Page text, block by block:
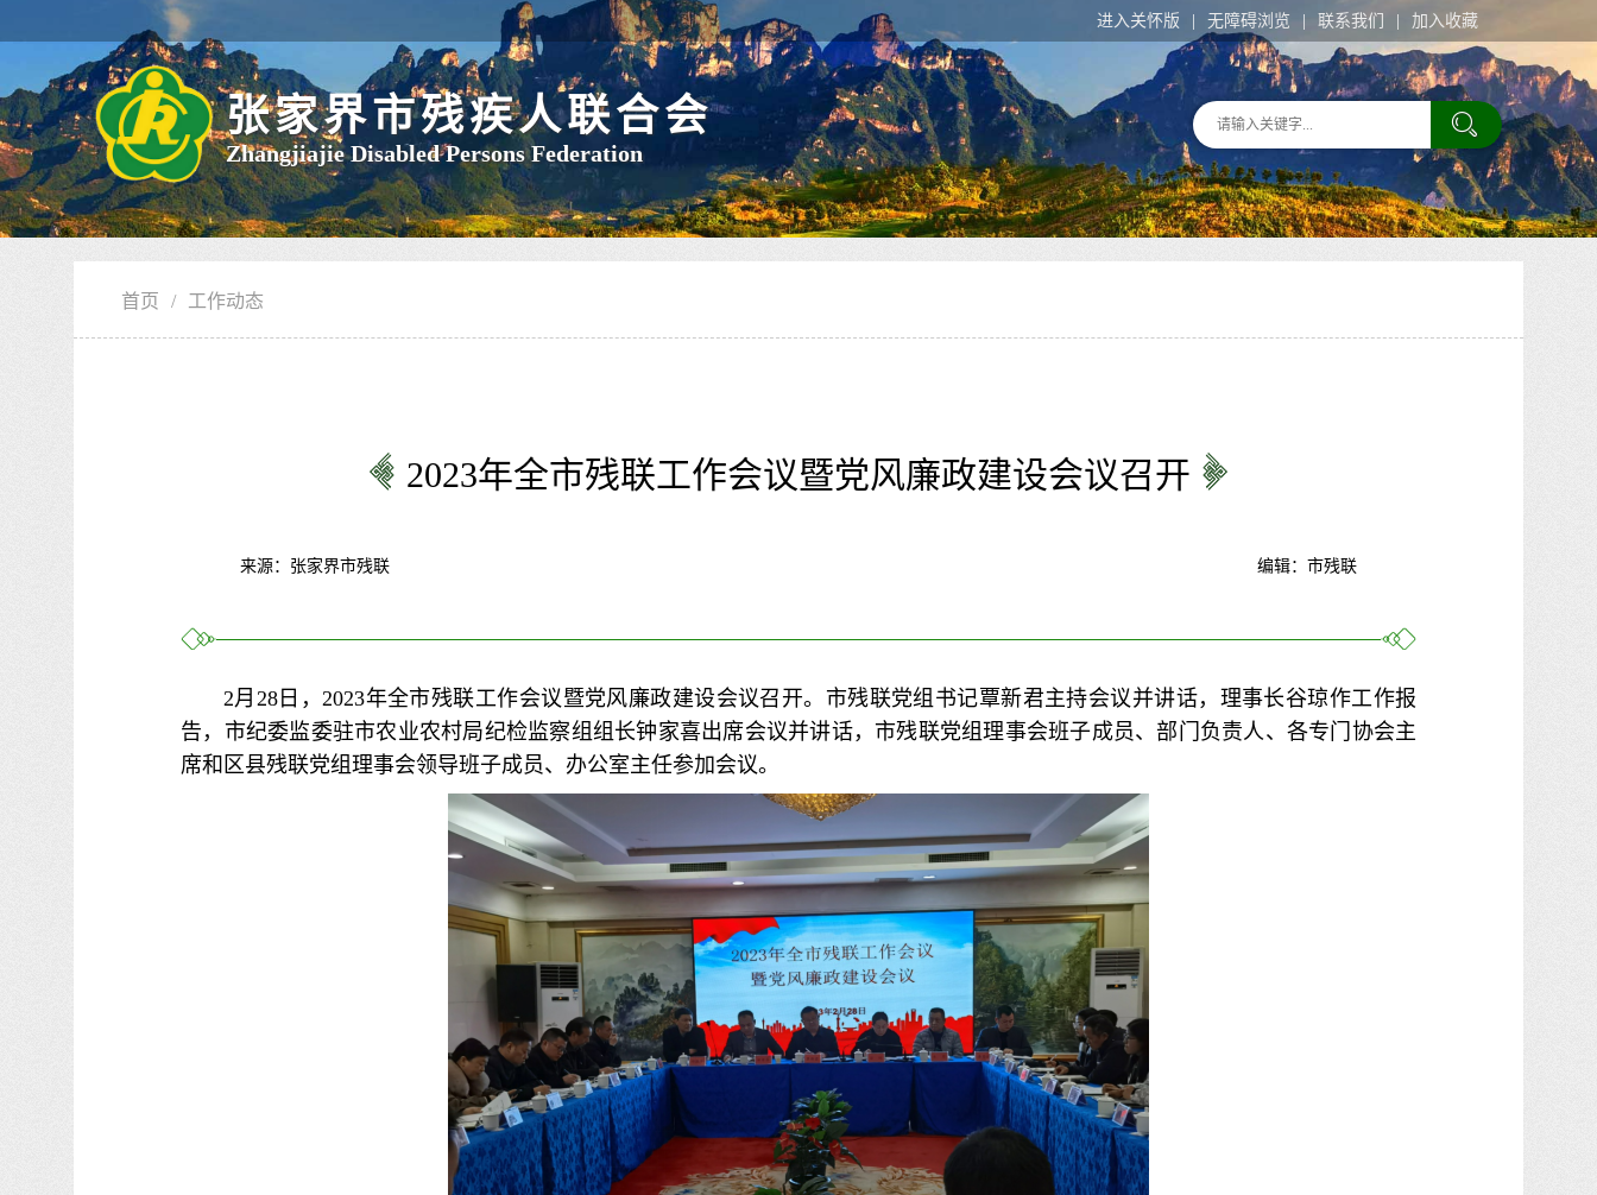
进入关怀版 无障碍浏览 联系我们 加入收藏
张家界市残疾人联合会
Zhangjiajie Disabled Persons Federation
首页 / 工作动态
2023年全市残联工作会议暨党风廉政建设会议召开
来源：张家界市残联 编辑：市残联
2月28日，2023年全市残联工作会议暨党风廉政建设会议召开。市残联党组书记覃新君主持会议并讲话，理事长谷琼作工作报
告，市纪委监委驻市农业农村局纪检监察组组长钟家喜出席会议并讲话，市残联党组理事会班子成员、部门负责人、各专门协会主
席和区县残联党组理事会领导班子成员、办公室主任参加会议。